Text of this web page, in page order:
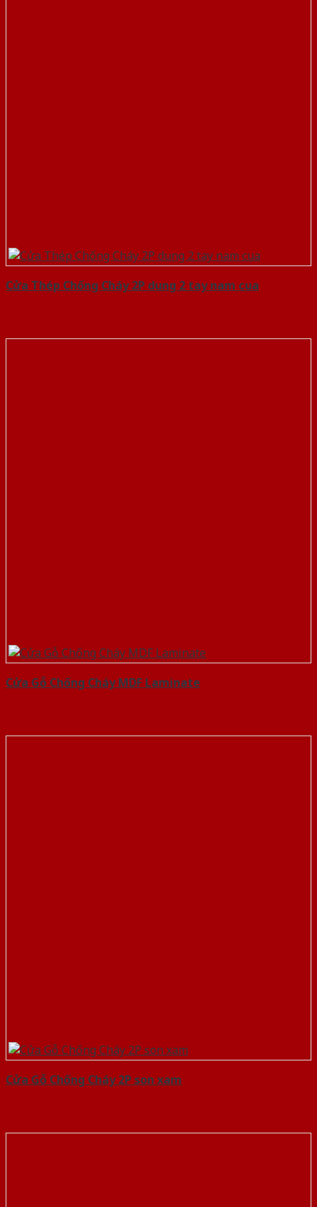
Cửa Thép Chống Cháy 2P dung 2 tay nam cua
Cửa Gỗ Chống Cháy MDF Laminate
Cửa Gỗ Chống Cháy 2P son xam